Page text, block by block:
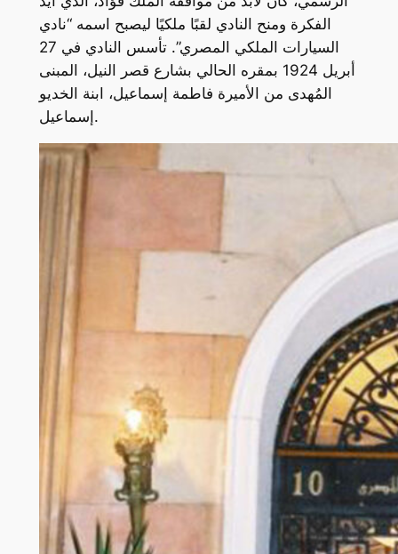
الفكرة ومنح النادي لقبًا ملكيًا ليصبح اسمه “نادي
السيارات الملكي المصري”. تأسس النادي في 27
أبريل 1924 بمقره الحالي بشارع قصر النيل، المبنى
المُهدى من الأميرة فاطمة إسماعيل، ابنة الخديو
إسماعيل.